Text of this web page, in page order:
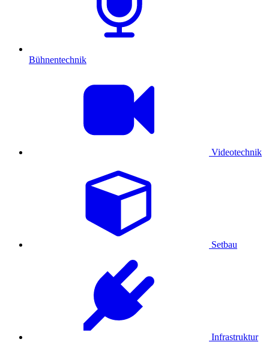
Bühnentechnik
Videotechnik
Setbau
Infrastruktur